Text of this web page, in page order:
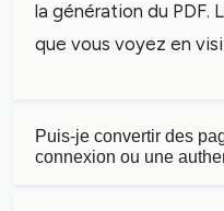
la génération du PDF.
que vous voyez en
Puis-je convertir des
connexion ou une